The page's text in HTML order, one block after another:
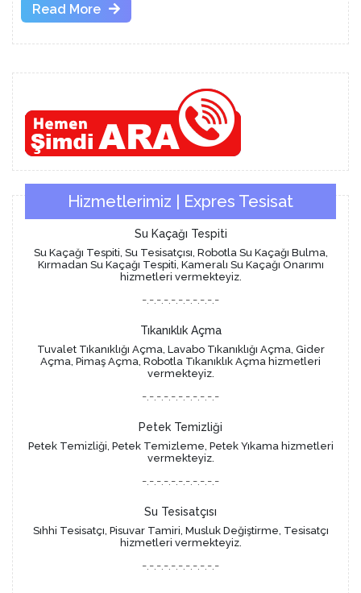
Read More
Read
Hizmetlerimiz | Expres Tesisat
Su Kaçağı Tespiti
Su Kaçağı Tespiti, Su Tesisatçısı, Robotla Su Kaçağı Bulma,
Kırmadan Su Kaçağı Tespiti, Kameralı Su Kaçağı Onarımı
hizmetleri vermekteyiz.
-.-.-.-.-.-.-.-.-.-.-
Tıkanıklık Açma
Tuvalet Tıkanıklığı Açma, Lavabo Tıkanıklığı Açma, Gider
Açma, Pimaş Açma, Robotla Tıkanıklık Açma hizmetleri
vermekteyiz.
-.-.-.-.-.-.-.-.-.-.-
Petek Temizliği
Petek Temizliği, Petek Temizleme, Petek Yıkama hizmetleri
vermekteyiz.
-.-.-.-.-.-.-.-.-.-.-
Su Tesisatçısı
Sıhhi Tesisatçı, Pisuvar Tamiri, Musluk Değiştirme, Tesisatçı
hizmetleri vermekteyiz.
-.-.-.-.-.-.-.-.-.-.-